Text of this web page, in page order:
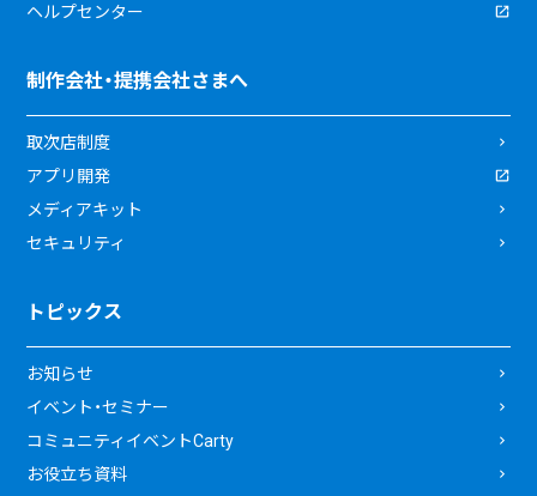
ヘルプセンター
制作会社・提携会社さまへ
取次店制度
アプリ開発
メディアキット
セキュリティ
トピックス
お知らせ
イベント・セミナー
コミュニティイベントCarty
お役立ち資料